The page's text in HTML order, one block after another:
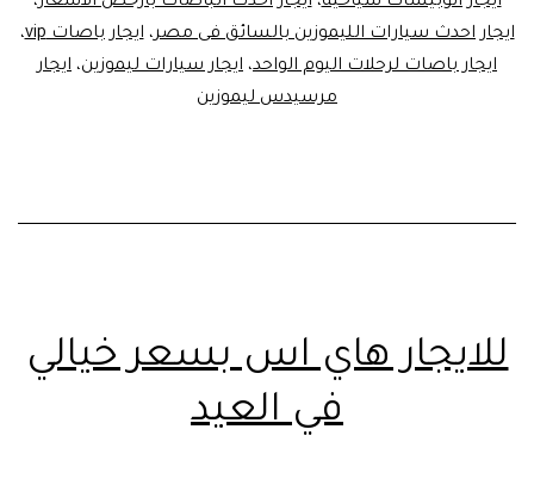
ايجار احدث سيارات الليموزين بالسائق فى مصر،ايجار باصات vip
،
ايجار باصات لرحلات اليوم الواحد، ايجار سيارات ليموزين، ايجار
مرسيدس ليموزين
للايجار هاي اس بسعر خيالي
في العيد